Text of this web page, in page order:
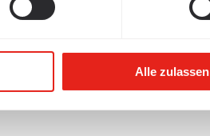
Alle zulassen